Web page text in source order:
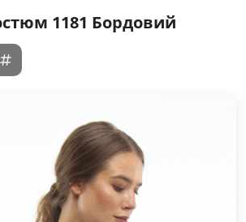
1181 Бордовий